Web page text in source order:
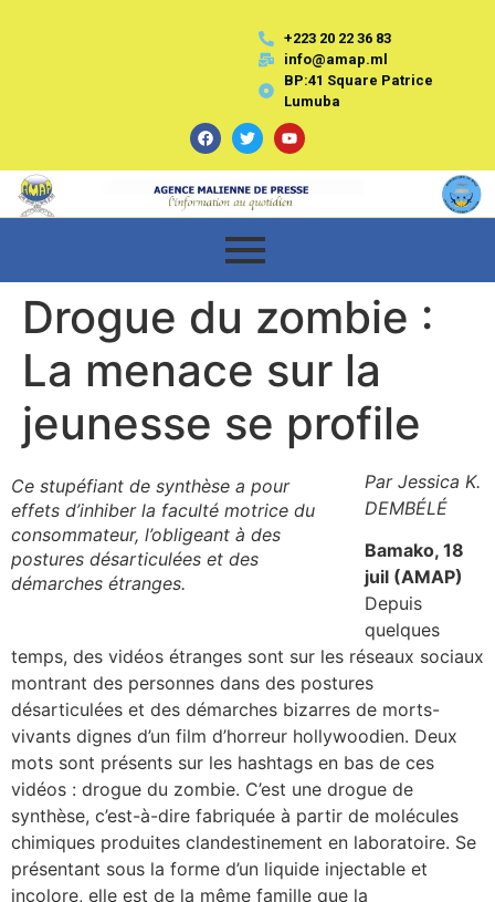
+223 20 22 36 83
info@amap.ml
BP:41 Square Patrice
Lumuba
Drogue du zombie :
La menace sur la
jeunesse se profile
Ce stupéfiant de synthèse a pour
effets d’inhiber la faculté motrice du
consommateur, l’obligeant à des
postures désarticulées et des
démarches étranges.
Par Jessica K.
DEMBÉLÉ
Bamako, 18
juil (AMAP)
Depuis
quelques
temps, des vidéos étranges sont sur les réseaux sociaux
montrant des personnes dans des postures
désarticulées et des démarches bizarres de morts-
vivants dignes d’un film d’horreur hollywoodien. Deux
mots sont présents sur les hashtags en bas de ces
vidéos : drogue du zombie. C’est une drogue de
synthèse, c’est-à-dire fabriquée à partir de molécules
chimiques produites clandestinement en laboratoire. Se
présentant sous la forme d’un liquide injectable et
incolore, elle est de la même famille que la